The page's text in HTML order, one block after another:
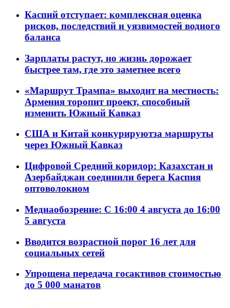
Каспий отступает: комплексная оценка
рисков, последствий и уязвимостей водного
баланса
Зарплаты растут, но жизнь дорожает
быстрее там, где это заметнее всего
«Маршрут Трампа» выходит на местность:
Армения торопит проект, способный
изменить Южный Кавказ
США и Китай конкурируютза маршруты
через Южный Кавказ
Цифровой Средний коридор: Казахстан и
Азербайджан соединили берега Каспия
оптоволокном
Медиаобозрение: С 16:00 4 августа до 16:00
5 августа
Вводится возрастной порог 16 лет для
социальных сетей
Упрощена передача госактивов стоимостью
до 5 000 манатов